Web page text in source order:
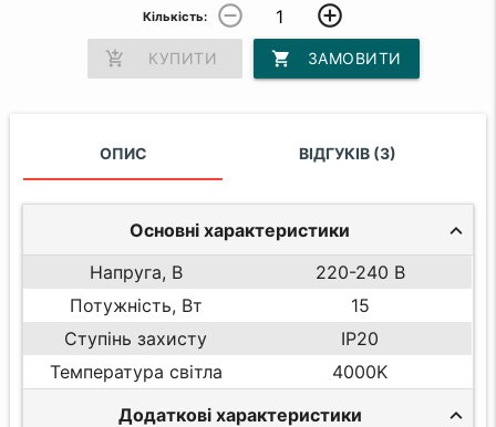
Кількість: remove_circle_outline add_circle_outline
add_shopping_cart КУПИТИ shopping_cart ЗАМОВИТИ
ОПИС ВІДГУКІВ (3)
Основні характеристики
Напруга, В
220-240 В
Потужність, Вт
15
Ступінь захисту
IP20
Температура світла
4000K
Додаткові характеристики